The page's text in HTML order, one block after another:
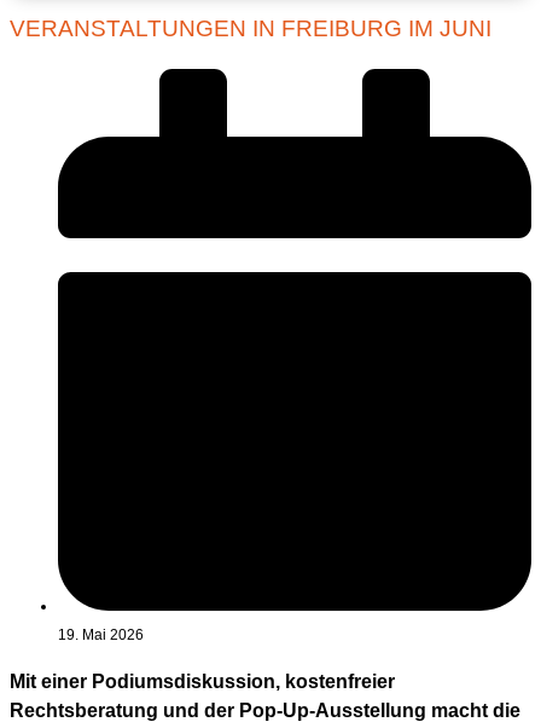
VERANSTALTUNGEN IN FREIBURG IM JUNI
19. Mai 2026
Mit einer Podiumsdiskussion, kostenfreier
Rechtsberatung und der Pop-Up-Ausstellung macht die